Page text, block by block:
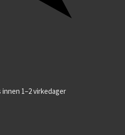
innen 1–2 virkedager